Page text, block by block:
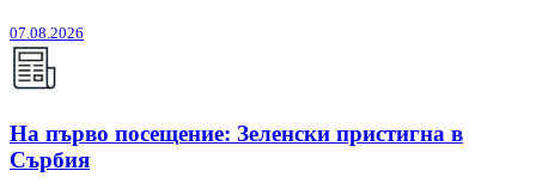
07.08.2026
На първо посещение: Зеленски пристигна в
Сърбия